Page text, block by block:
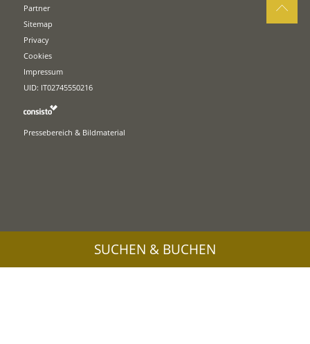
Partner
Sitemap
Privacy
Cookies
Impressum
UID: IT02745550216
Pressebereich & Bildmaterial
SUCHEN & BUCHEN